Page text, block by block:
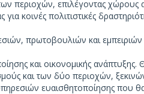
περιοχών, επιλέγοντας χώρους
κοινές πολιτιστικές
πρωτοβουλιών και
και οικονομικής ανάπτυξης.
και των δύο περιοχών,
ευαισθητοποίησης που